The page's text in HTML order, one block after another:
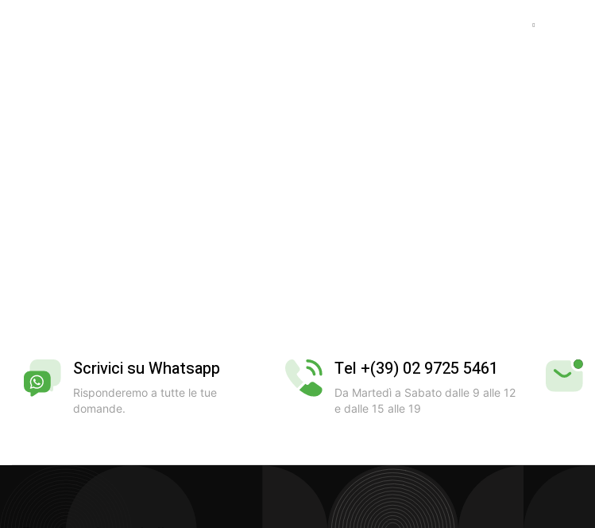
Scrivici su Whatsapp
Risponderemo a tutte le tue
domande.
Tel +(39) 02 9725 5461
Da Martedì a Sabato dalle 9 alle 12
e dalle 15 alle 19